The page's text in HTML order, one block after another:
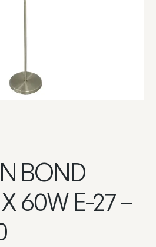
BOND
60W E-27 –